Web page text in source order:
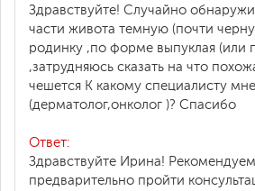
Здравствуйте! Случайно
части живота темную (почти
родинку ,по форме выпуклая (или
,затрудняюсь сказать на что
чешется К какому специалисту
(дерматолог,онколог )? Спасибо
Ответ:
Здравствуйте Ирина!
предварительно пройти